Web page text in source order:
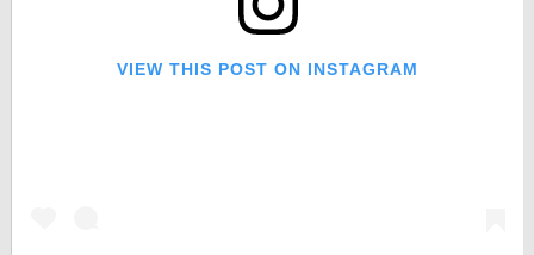
VIEW THIS POST ON INSTAGRAM